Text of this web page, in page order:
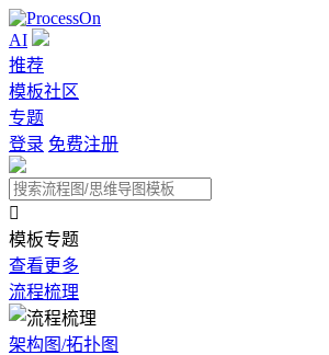
AI
推荐
模板社区
专题
登录 免费注册

模板专题
查看更多
流程梳理
架构图/拓扑图